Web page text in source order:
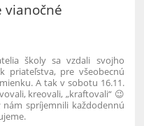
vianočné
školy sa vzdali svojho
priateľstva, pre všeobecnú
A tak v sobotu 16.11.
kreovali, „kraftovali“ 😉
spríjemnili každodennú